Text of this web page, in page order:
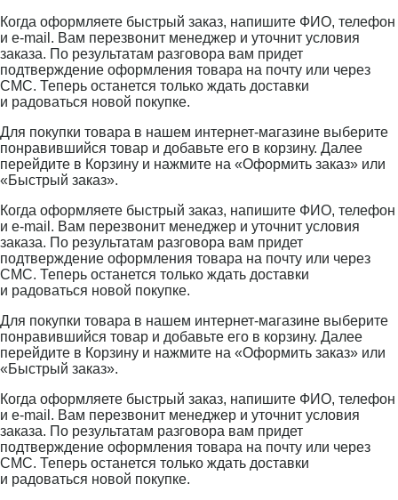
Когда оформляете быстрый заказ, напишите ФИО, телефон
и e-mail. Вам перезвонит менеджер и уточнит условия
заказа. По результатам разговора вам придет
подтверждение оформления товара на почту или через
СМС. Теперь останется только ждать доставки
и радоваться новой покупке.
Для покупки товара в нашем интернет-магазине выберите
понравившийся товар и добавьте его в корзину. Далее
перейдите в Корзину и нажмите на «Оформить заказ» или
«Быстрый заказ».
Когда оформляете быстрый заказ, напишите ФИО, телефон
и e-mail. Вам перезвонит менеджер и уточнит условия
заказа. По результатам разговора вам придет
подтверждение оформления товара на почту или через
СМС. Теперь останется только ждать доставки
и радоваться новой покупке.
Для покупки товара в нашем интернет-магазине выберите
понравившийся товар и добавьте его в корзину. Далее
перейдите в Корзину и нажмите на «Оформить заказ» или
«Быстрый заказ».
Когда оформляете быстрый заказ, напишите ФИО, телефон
и e-mail. Вам перезвонит менеджер и уточнит условия
заказа. По результатам разговора вам придет
подтверждение оформления товара на почту или через
СМС. Теперь останется только ждать доставки
и радоваться новой покупке.